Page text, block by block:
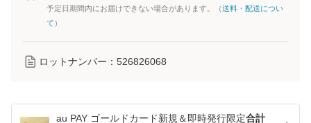
予定日期間内にお届けできない場合があります。（送料・配送につい
て ）
ロットナンバー： 526826068
au PAY ゴールドカード新規＆即時発行限定合計